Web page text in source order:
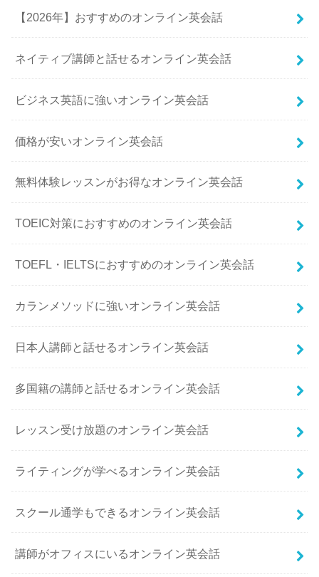
【2026年】おすすめのオンライン英会話
ネイティブ講師と話せるオンライン英会話
ビジネス英語に強いオンライン英会話
価格が安いオンライン英会話
無料体験レッスンがお得なオンライン英会話
TOEIC対策におすすめのオンライン英会話
TOEFL・IELTSにおすすめのオンライン英会話
カランメソッドに強いオンライン英会話
日本人講師と話せるオンライン英会話
多国籍の講師と話せるオンライン英会話
レッスン受け放題のオンライン英会話
ライティングが学べるオンライン英会話
スクール通学もできるオンライン英会話
講師がオフィスにいるオンライン英会話